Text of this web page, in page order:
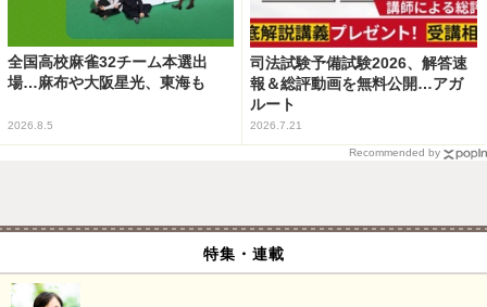
全国高校麻雀32チーム本選出
場…麻布や大阪星光、東海も
2026.8.5
司法試験予備試験2026、解答速
報＆総評動画を無料公開…アガ
ルート
2026.7.21
Recommended by
特集・連載